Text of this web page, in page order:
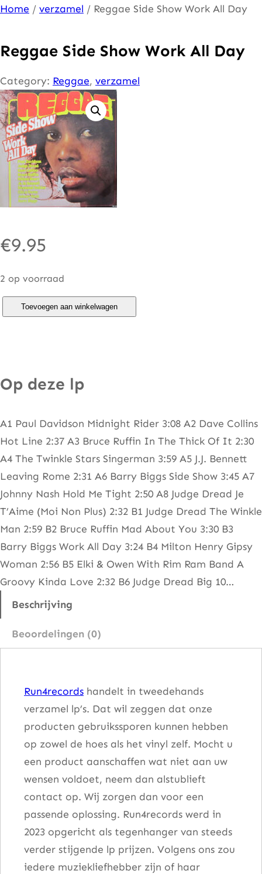
Ga
de
inhoud
Home / verzamel / Reggae Side Show Work All Day
Reggae Side Show Work All Day
Category: Reggae, verzamel
€9.95
2 op voorraad
e
i
d
e
S
h
o
w
W
o
r
A
Toevoegen aan winkelwagen
Op deze lp
A1 Paul Davidson Midnight Rider 3:08 A2 Dave Collins
Hot Line 2:37 A3 Bruce Ruffin In The Thick Of It 2:30
A4 The Twinkle Stars Singerman 3:59 A5 J.J. Bennett
Leaving Rome 2:31 A6 Barry Biggs Side Show 3:45 A7
Johnny Nash Hold Me Tight 2:50 A8 Judge Dread Je
T’Aime (Moi Non Plus) 2:32 B1 Judge Dread The Winkle
Man 2:59 B2 Bruce Ruffin Mad About You 3:30 B3
Barry Biggs Work All Day 3:24 B4 Milton Henry Gipsy
Woman 2:56 B5 Elki & Owen With Rim Ram Band A
Groovy Kinda Love 2:32 B6 Judge Dread Big 10…
Beschrijving
Beoordelingen (0)
Run4records handelt in tweedehands
verzamel lp’s. Dat wil zeggen dat onze
producten gebruikssporen kunnen hebben
op zowel de hoes als het vinyl zelf. Mocht u
een product aanschaffen wat niet aan uw
wensen voldoet, neem dan alstublieft
contact op. Wij zorgen dan voor een
passende oplossing. Run4records werd in
2023 opgericht als tegenhanger van steeds
verder stijgende lp prijzen. Volgens ons zou
iedere muziekliefhebber zijn of haar